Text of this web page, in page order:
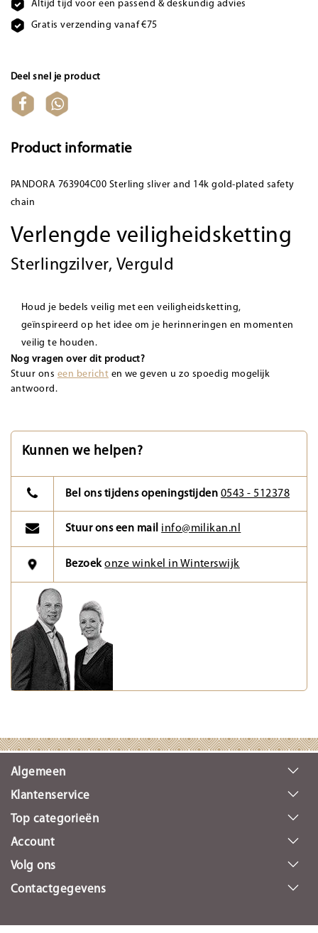
Altijd tijd voor een passend & deskundig advies
Gratis verzending vanaf €75
Deel snel je product
Product informatie
PANDORA 763904C00 Sterling sliver and 14k gold-plated safety
chain
Verlengde veiligheidsketting
Sterlingzilver, Verguld
Houd je bedels veilig met een veiligheidsketting,
geïnspireerd op het idee om je herinneringen en momenten
veilig te houden.
Nog vragen over dit product?
Stuur ons een bericht en we geven u zo spoedig mogelijk
antwoord.
Kunnen we helpen?
Bel ons tijdens openingstijden 0543 - 512378
Stuur ons een mail info@milikan.nl
Bezoekonze winkel in Winterswijk
Algemeen
Klantenservice
Top categorieën
Account
Volg ons
Contactgegevens